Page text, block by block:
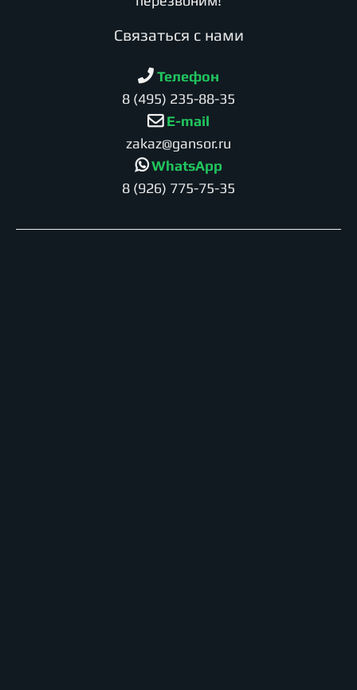
Cвязаться с нами
Телефон
8 (495) 235-88-35
E-mail
zakaz@gansor.ru
WhatsApp
8 (926) 775-75-35